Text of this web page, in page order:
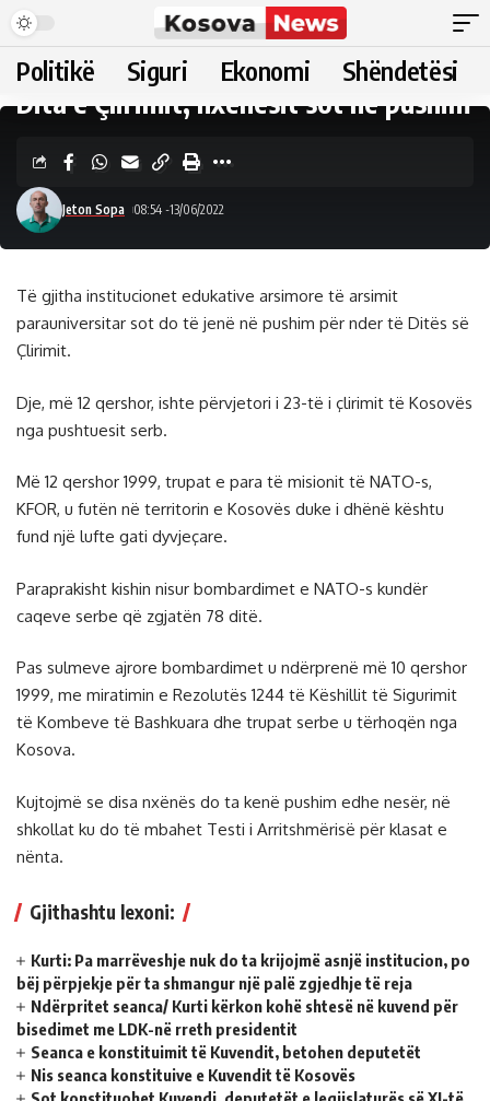
Politikë Siguri Ekonomi Shëndetësi
Dita e Çlirimit, nxënësit sot në pushim
Jeton Sopa 08:54 -13/06/2022
Të gjitha institucionet edukative arsimore të arsimit
parauniversitar sot do të jenë në pushim për nder të Ditës së
Çlirimit.
Dje, më 12 qershor, ishte përvjetori i 23-të i çlirimit të Kosovës
nga pushtuesit serb.
Më 12 qershor 1999, trupat e para të misionit të NATO-s,
KFOR, u futën në territorin e Kosovës duke i dhënë kështu
fund një lufte gati dyvjeçare.
Paraprakisht kishin nisur bombardimet e NATO-s kundër
caqeve serbe që zgjatën 78 ditë.
Pas sulmeve ajrore bombardimet u ndërprenë më 10 qershor
1999, me miratimin e Rezolutës 1244 të Këshillit të Sigurimit
të Kombeve të Bashkuara dhe trupat serbe u tërhoqën nga
Kosova.
Kujtojmë se disa nxënës do ta kenë pushim edhe nesër, në
shkollat ku do të mbahet Testi i Arritshmërisë për klasat e
nënta.
Gjithashtu lexoni:
Kurti: Pa marrëveshje nuk do ta krijojmë asnjë institucion, po
bëj përpjekje për ta shmangur një palë zgjedhje të reja
Ndërpritet seanca/ Kurti kërkon kohë shtesë në kuvend për
bisedimet me LDK-në rreth presidentit
Seanca e konstituimit të Kuvendit, betohen deputetët
Nis seanca konstituive e Kuvendit të Kosovës